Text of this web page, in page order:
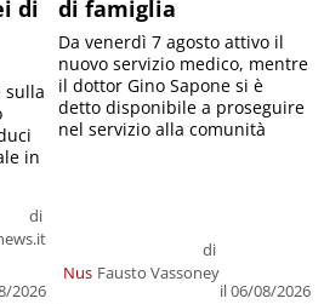
di
di
2026
sulla
in
di famiglia
Nus
di
Fausto Vassoney
il 06/08/2026
Da venerdì 7 agosto attivo il
nuovo servizio medico, mentre
il dottor Gino Sapone si è
detto disponibile a proseguire
nel servizio alla comunità